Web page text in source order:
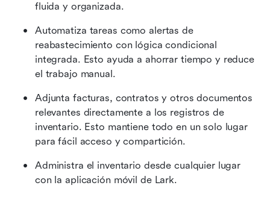
fluida y organizada.
Automatiza tareas como alertas de
reabastecimiento con lógica condicional
integrada. Esto ayuda a ahorrar tiempo y reduce
el trabajo manual.
Adjunta facturas, contratos y otros documentos
relevantes directamente a los registros de
inventario. Esto mantiene todo en un solo lugar
para fácil acceso y compartición.
Administra el inventario desde cualquier lugar
con la aplicación móvil de Lark.